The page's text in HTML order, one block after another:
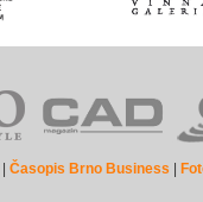
|Časopis Brno Business